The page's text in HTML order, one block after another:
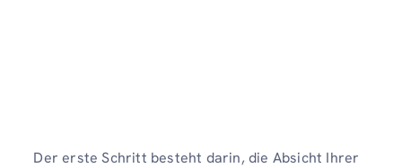
Der erste Schritt besteht darin, die Absicht Ihrer